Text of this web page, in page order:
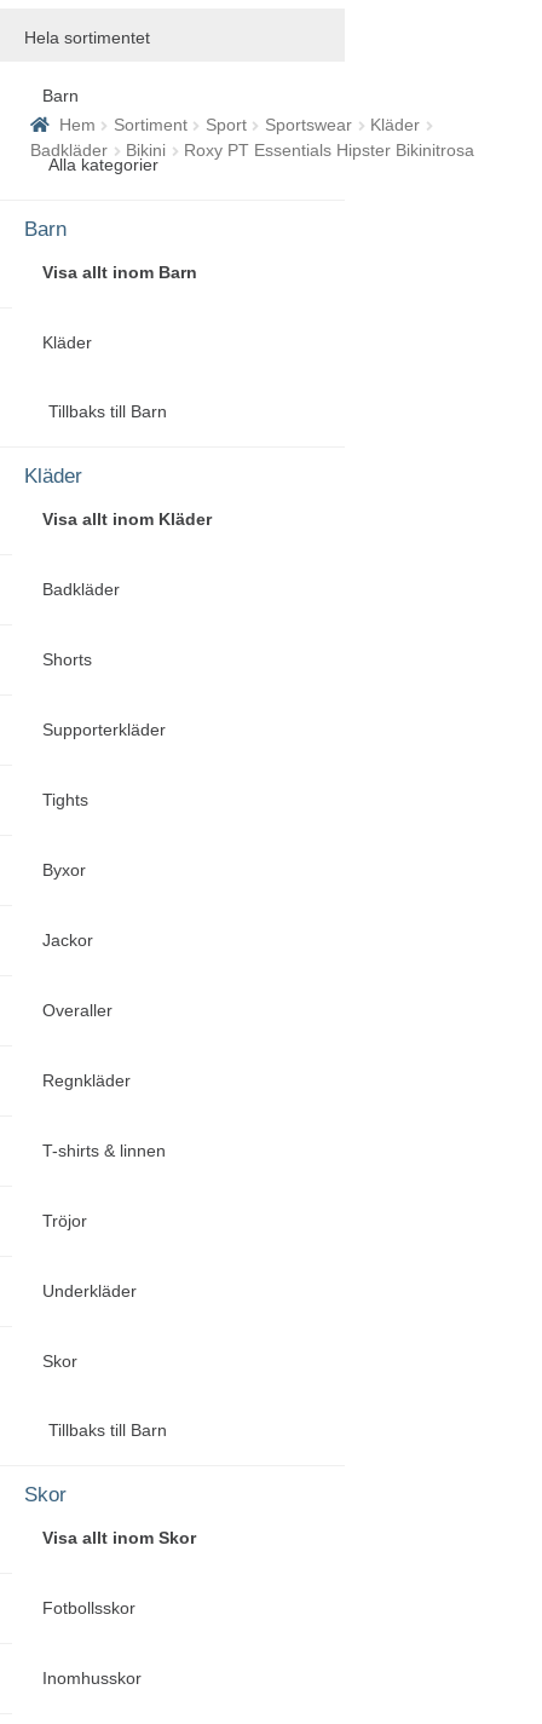
Hela sortimentet
Barn
Alla kategorier
Barn
Visa allt inom Barn
Kläder
Tillbaks till Barn
Kläder
Visa allt inom Kläder
Badkläder
Shorts
Supporterkläder
Tights
Byxor
Jackor
Overaller
Regnkläder
T-shirts & linnen
Tröjor
Underkläder
Skor
Tillbaks till Barn
Skor
Visa allt inom Skor
Fotbollsskor
Inomhusskor
efter:
Hem
Sortiment Sport Sportswear
Kläder
Badkläder
Bikini Roxy PT Essentials Hipster Bikinitrosa